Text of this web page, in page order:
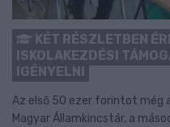
KÉT RÉSZLETBEN
ISKOLAKEZDÉSI
IGÉNYELNI
Az első 50 ezer forintot még
Magyar Államkincstár, a